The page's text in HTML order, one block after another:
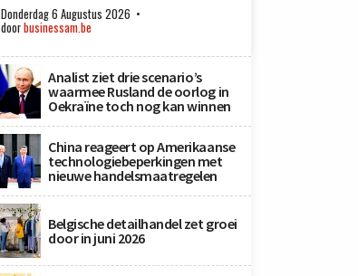
Donderdag 6 Augustus 2026
doorbusinessam.be
Analist ziet drie scenario’s
waarmee Rusland de oorlog in
Oekraïne toch nog kan winnen
China reageert op Amerikaanse
technologiebeperkingen met
nieuwe handelsmaatregelen
Belgische detailhandel zet groei
door in juni 2026